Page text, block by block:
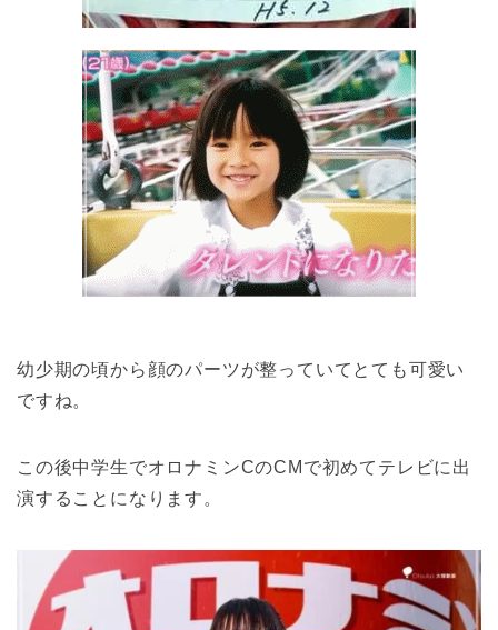
幼少期の頃から顔のパーツが整っていてとても可愛い
ですね。
この後中学生でオロナミンCのCMで初めてテレビに出
演することになります。